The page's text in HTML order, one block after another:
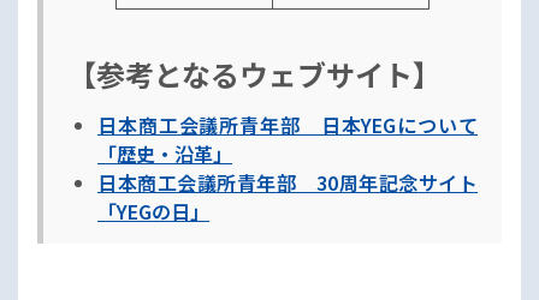
【参考となるウェブサイト】
日本商工会議所青年部 日本YEGについて
「歴史・沿革」
日本商工会議所青年部 30周年記念サイト
「YEGの日」